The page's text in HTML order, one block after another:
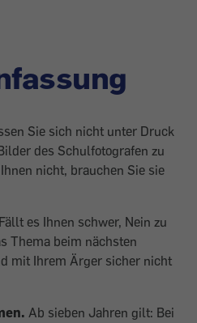
Sie sich nicht unter Druck
des Schulfotografen zu
nicht, brauchen Sie sie
Fällt es Ihnen schwer, Nein zu
Thema beim nächsten
mit Ihrem Ärger sicher nicht
Ab sieben Jahren gilt: Bei